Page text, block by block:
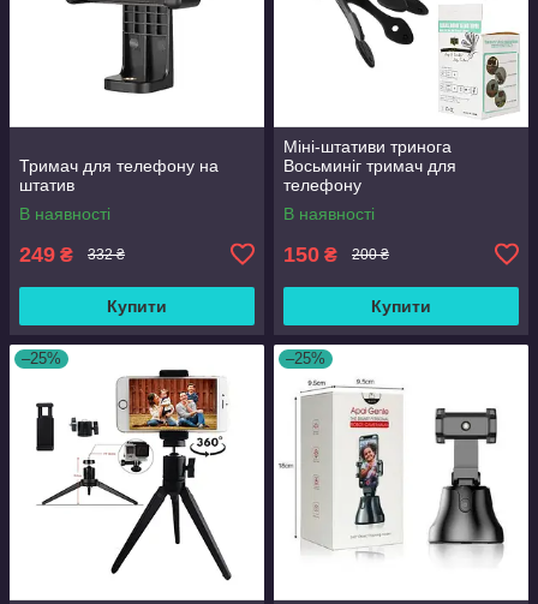
Тримач для телефону на
штатив
В наявності
249 ₴ 332 ₴
Купити
Міні-штативи тринога
Восьминіг тримач для
телефону
В наявності
150 ₴ 200 ₴
Купити
–25% –25%